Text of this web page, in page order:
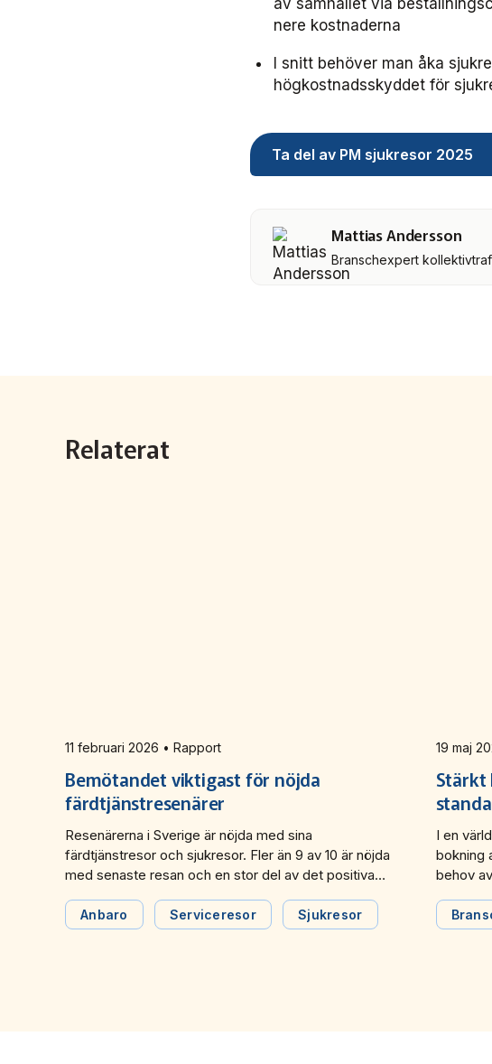
av samhället via
nere kostnaderna
I snitt behöver man åka
högkostnadsskyddet för
Ta del av PM sjukresor 2025
Mattias Andersson
Branschexpert
Relaterat
11 februari 2026 • Rapport
Bemötandet viktigast för nöjda
färdtjänstresenärer
Resenärerna i Sverige är nöjda med sina
färdtjänstresor och sjukresor. Fler än 9 av 10 är nöjda
med senaste resan och en stor del av det positiva
förare och handläggare. Det framgår av årsrapporten
från Svensk Kollektivtrafik med resultat från Anbaro,
Anbaro Serviceresor Sjukresor
Stärkt
I en
bokning
behov
som